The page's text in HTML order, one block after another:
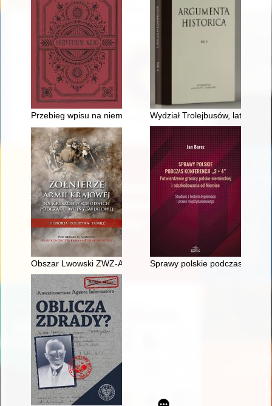
Przebieg wpisu na niemiecką listę narodową i opinia
Wydział Trolejbusów, lata
Obszar Lwowski ZWZ-AK : szkic dziejówSprawy polskie podczas